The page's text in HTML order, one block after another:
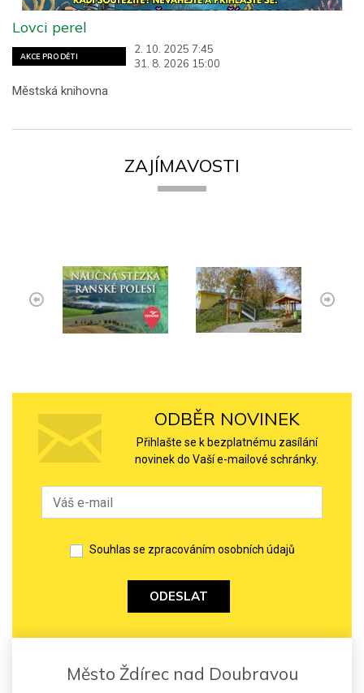
AKCE PRO DĚTI
2. 10. 2025 7:45
31. 8. 2026 15:00
Lovci perel
Městská knihovna
ZAJÍMAVOSTI
ODBĚR NOVINEK
Přihlašte se k bezplatnému zasílání
novinek do Vaší e-mailové schránky.
Souhlas se zpracováním osobních údajů
ODESLAT
Město Ždírec nad Doubravou